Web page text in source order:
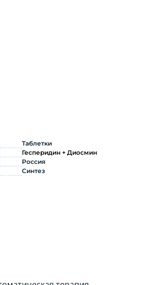
Таблетки
Гесперидин + Диосмин
Россия
Синтез